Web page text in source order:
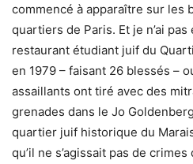
commencé à apparaître sur les
quartiers de Paris. Et je n’ai
restaurant étudiant juif du
en 1979 – faisant 26 blessés –
assaillants ont tiré avec des
grenades dans le Jo
quartier juif historique du
qu’il ne s’agissait pas de